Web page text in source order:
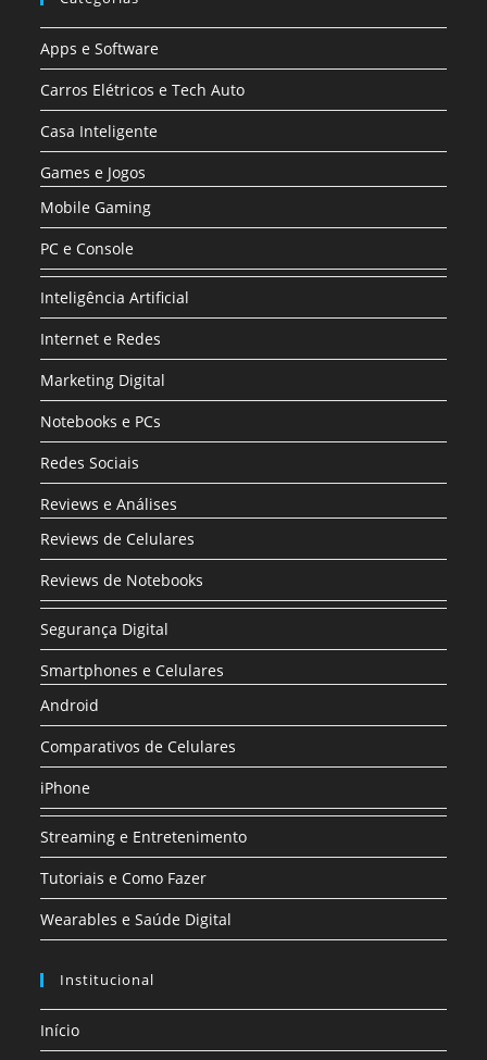
Apps e Software
Carros Elétricos e Tech Auto
Casa Inteligente
Games e Jogos
Mobile Gaming
PC e Console
Inteligência Artificial
Internet e Redes
Marketing Digital
Notebooks e PCs
Redes Sociais
Reviews e Análises
Reviews de Celulares
Reviews de Notebooks
Segurança Digital
Smartphones e Celulares
Android
Comparativos de Celulares
iPhone
Streaming e Entretenimento
Tutoriais e Como Fazer
Wearables e Saúde Digital
Institucional
Início